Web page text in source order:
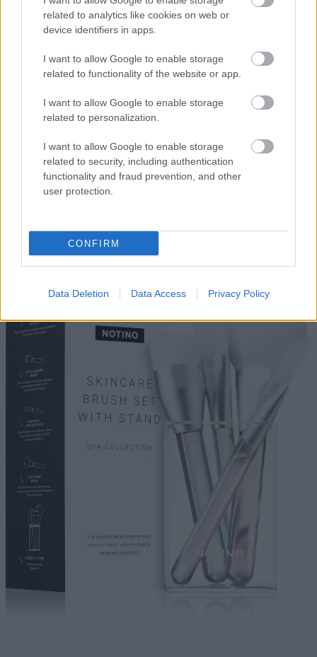
related to analytics like cookies on web or
device identifiers in apps.
I want to allow Google to enable storage
related to functionality of the website or app.
I want to allow Google to enable storage
related to personalization.
I want to allow Google to enable storage
related to security, including authentication
functionality and fraud prevention, and other
user protection.
CONFIRM
Data Deletion Data Access Privacy Policy
Arcmaszk ecset THE BODY SHOP 6490 Ft 3. Oils Of Life
revitalizáló arcroller THE BODY SHOP 8590 Ft
akik szeretnék felturbózni a bőrápolási rutinjukat. A
puha arckefe kíméletesen eltávolítja a
szennyeződéseket és az elhalt hámsejteket, az
arcmaszk ecset segítségével pedig egy precízebb
applikációt érhetsz el a maszk felvitelénél. Végül
fejezd be a rutinod a masszírozó rollerrel, ami
ráadásul egy rugalmasabb bőrt eredményez!